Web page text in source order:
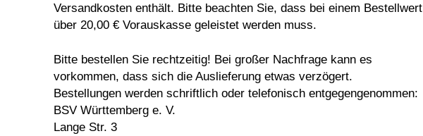
Versandkosten enthält. Bitte beachten Sie, dass bei einem Bestellwert
über 20,00 € Vorauskasse geleistet werden muss.
Bitte bestellen Sie rechtzeitig! Bei großer Nachfrage kann es
vorkommen, dass sich die Auslieferung etwas verzögert.
Bestellungen werden schriftlich oder telefonisch entgegengenommen:
BSV Württemberg e. V.
Lange Str. 3